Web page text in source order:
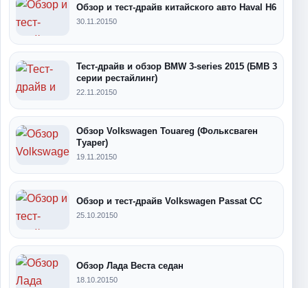
Обзор и тест-драйв китайского авто Haval H6
30.11.20150
Тест-драйв и обзор BMW 3-series 2015 (БМВ 3
серии рестайлинг)
22.11.20150
Обзор Volkswagen Touareg (Фольксваген
Туарег)
19.11.20150
Обзор и тест-драйв Volkswagen Passat CC
25.10.20150
Обзор Лада Веста седан
18.10.20150